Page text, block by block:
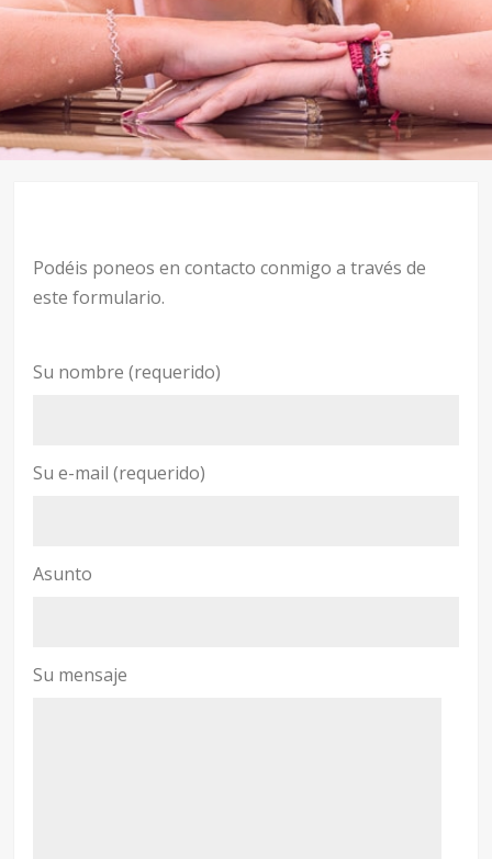
Podéis poneos en contacto conmigo a través de
este formulario.
Su nombre (requerido)
Su e-mail (requerido)
Asunto
Su mensaje